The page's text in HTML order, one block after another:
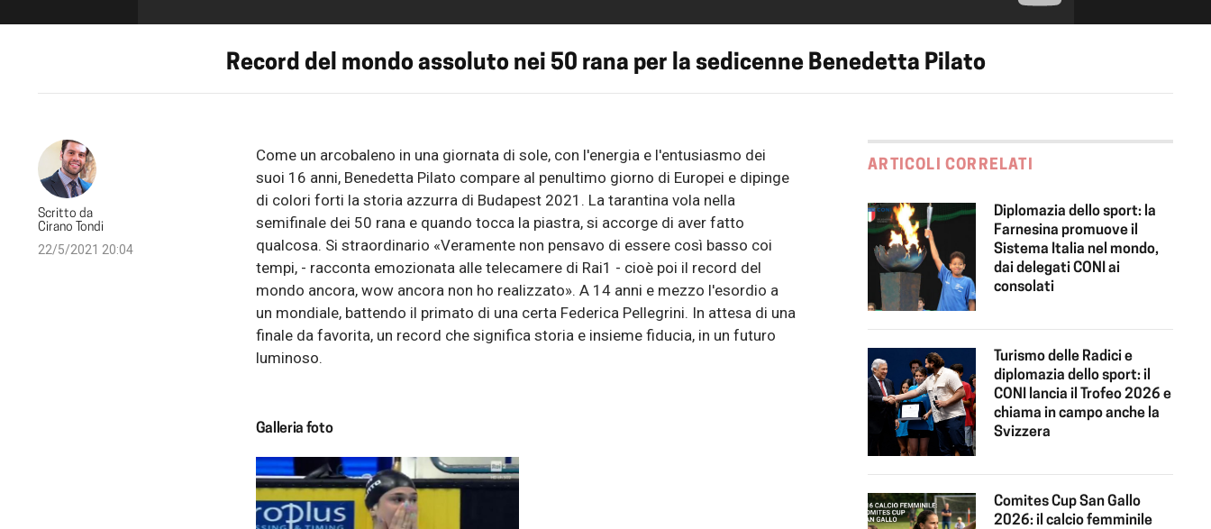
Record del mondo assoluto nei 50 rana per la sedicenne Benedetta Pilato
Scritto da
Cirano Tondi
22/5/2021 20:04
Come un arcobaleno in una giornata di sole, con l'energia e l'entusiasmo dei
suoi 16 anni, Benedetta Pilato compare al penultimo giorno di Europei e dipinge
di colori forti la storia azzurra di Budapest 2021. La tarantina vola nella
semifinale dei 50 rana e quando tocca la piastra, si accorge di aver fatto
qualcosa. Si straordinario «Veramente non pensavo di essere così basso coi
tempi, - racconta emozionata alle telecamere di Rai1 - cioè poi il record del
mondo ancora, wow ancora non ho realizzato». A 14 anni e mezzo l'esordio a
un mondiale, battendo il primato di una certa Federica Pellegrini. In attesa di una
finale da favorita, un record che significa storia e insieme fiducia, in un futuro
luminoso.
Galleria foto
ARTICOLI CORRELATI
Diplomazia dello sport: la
Farnesina promuove il
Sistema Italia nel mondo,
dai delegati CONI ai
consolati
Turismo delle Radici e
diplomazia dello sport: il
CONI lancia il Trofeo 2026 e
chiama in campo anche la
Svizzera
Comites Cup San Gallo
2026: il calcio femminile